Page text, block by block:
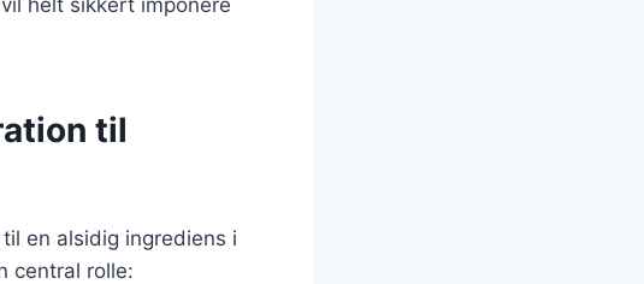
til
en alsidig ingrediens i
central rolle: